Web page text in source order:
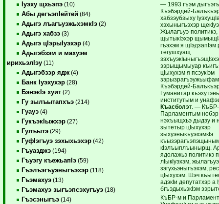
Iуэху щхьэпэ (10)
Абы дегъэпIейтей (84)
Адыгэ лъагъуэжьхэмкIэ (2)
Адыгэ хабзэ (3)
Адыгэ цIэрыIуэхэр (4)
Адыгэбзэм и махуэм
ирихьэлIэу (11)
Адыгэбзэр ядж (4)
Банк Iуэхухэр (28)
БэнэкIэ хуит (2)
Гу зылъытапхъэ (214)
Гуауэ (4)
ГукъэкIыжхэр (27)
Гулъытэ (29)
ГуфIэгъуэ зэхыхьэхэр (42)
Гъуазджэ (194)
Гъуэгу къежьапIэ (59)
Гъэлъэгъуэныгъэхэр (118)
Гъэмахуэ (13)
Гъэмахуэ зыгъэпсэхугъуэ (18)
Гъэсэныгъэ (14)
— 1993 гъэм
Къэбэрдей-
хабзэубзыху
хэхыныгъэхэр
Жылагъуэ-политикэ,
щытыкIэхэр
гъэхэм я щIэдзапIэм
тегушхуащ
зэрыщымыуар
цIыхухэм я псэукIэм
Къэбэрдей-
Гуманитар
институтым и
Къасболэт. —
Парламентым
нэхъыщхьэ дыдэу и
зытетыр цIыхухэр
зыхуэныкъуэхэмкIэ
кIэлъыплъынырщ. Ар
ядолажьэ политикэ
лIыкIуэхэм, жылагъуэ
зэгухьэныгъэхэм,
цIыхухэм. Шэч
адэкIи депутатхэр а
бгъэдыхьэкIэм
КъБР-м и